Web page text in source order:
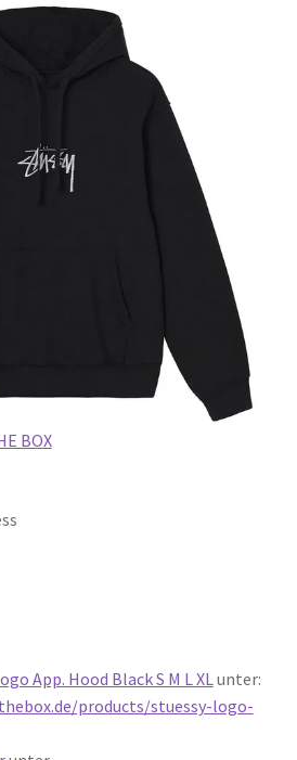
BOX
App. Hood Black S M L XLunter:
products/stuessy-logo-